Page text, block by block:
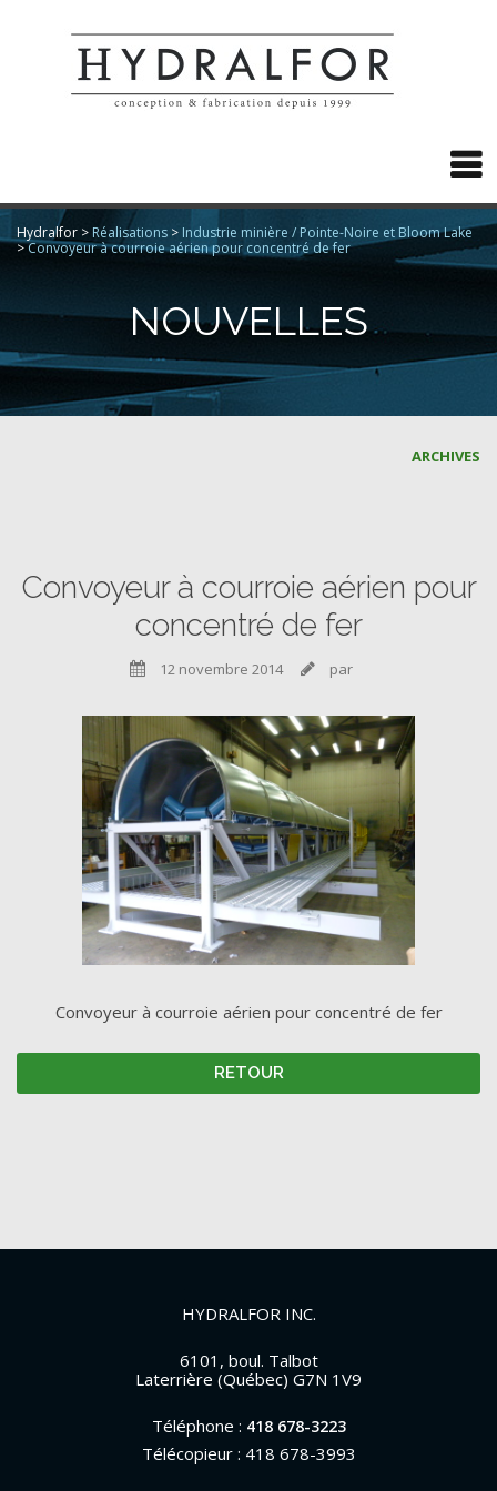

Hydralfor >Réalisations > Industrie minière / Pointe-Noire et Bloom Lake
>Convoyeur à courroie aérien pour concentré de fer
NOUVELLES
ARCHIVES
Convoyeur à courroie aérien pour
concentré de fer
 12 novembre 2014  par
Convoyeur à courroie aérien pour concentré de fer
RETOUR
HYDRALFOR INC.
6101, boul. Talbot
Laterrière (Québec) G7N 1V9
Téléphone : 418 678-3223
Télécopieur : 418 678-3993